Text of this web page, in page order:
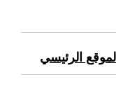
الرئيسي